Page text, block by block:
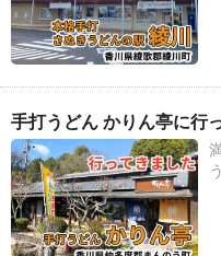
手打うどん かりん亭に行